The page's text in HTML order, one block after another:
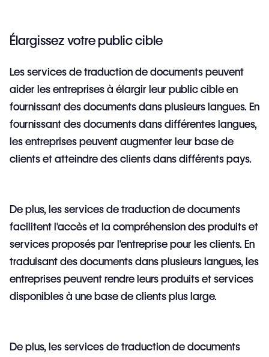
Élargissez votre public cible
Les services de traduction de documents peuvent
aider les entreprises à élargir leur public cible en
fournissant des documents dans plusieurs langues. En
fournissant des documents dans différentes langues,
les entreprises peuvent augmenter leur base de
clients et atteindre des clients dans différents pays.
De plus, les services de traduction de documents
facilitent l'accès et la compréhension des produits et
services proposés par l'entreprise pour les clients. En
traduisant des documents dans plusieurs langues, les
entreprises peuvent rendre leurs produits et services
disponibles à une base de clients plus large.
De plus,les services de traduction de documents